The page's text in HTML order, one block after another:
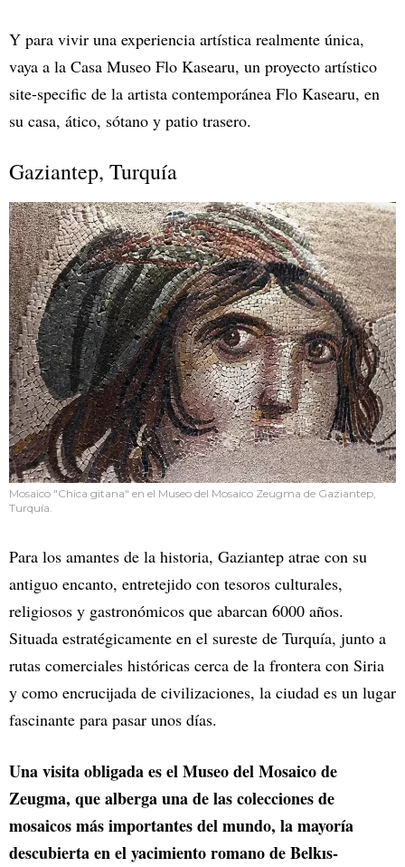
Y para vivir una experiencia artística realmente única,
vaya a la Casa Museo Flo Kasearu, un proyecto artístico
site-specific de la artista contemporánea Flo Kasearu, en
su casa, ático, sótano y patio trasero.
Gaziantep, Turquía
Mosaico "Chica gitana" en el Museo del Mosaico Zeugma de Gaziantep,
Turquía.
Para los amantes de la historia, Gaziantep atrae con su
antiguo encanto, entretejido con tesoros culturales,
religiosos y gastronómicos que abarcan 6000 años.
Situada estratégicamente en el sureste de Turquía, junto a
rutas comerciales históricas cerca de la frontera con Siria
y como encrucijada de civilizaciones, la ciudad es un lugar
fascinante para pasar unos días.
Una visita obligada es el Museo del Mosaico de
Zeugma, que alberga una de las colecciones de
mosaicos más importantes del mundo, la mayoría
descubierta en el yacimiento romano de Belkıs-